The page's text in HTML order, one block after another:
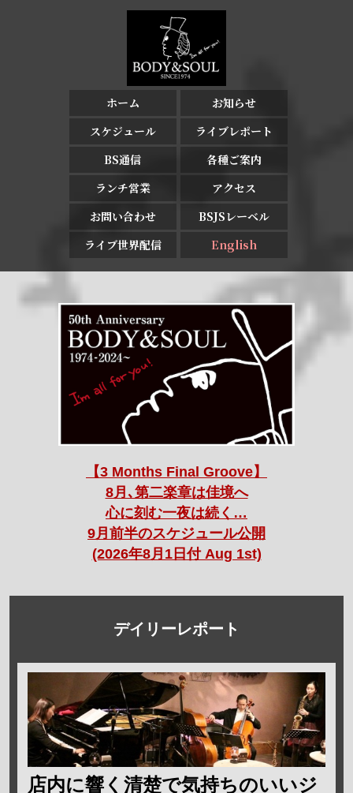
ホーム
お知らせ
スケジュール
ライブレポート
BS通信
各種ご案内
ランチ営業
アクセス
お問い合わせ
BSJSレーベル
ライブ世界配信
English
【3 Months Final Groove】
8月､第二楽章は佳境へ
心に刻む一夜は続く…
9月前半のスケジュール公開
(2026年8月1日付 Aug 1st)
デイリーレポート
店内に響く清楚で気持ちのいいジ